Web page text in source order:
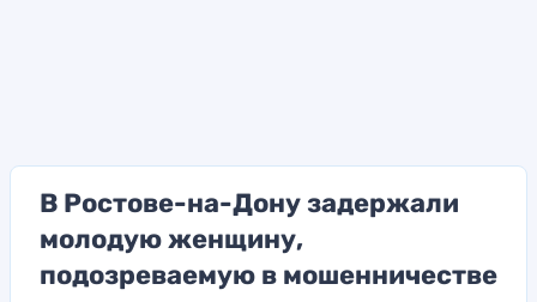
В Ростове-на-Дону задержали
молодую женщину,
подозреваемую в мошенничестве